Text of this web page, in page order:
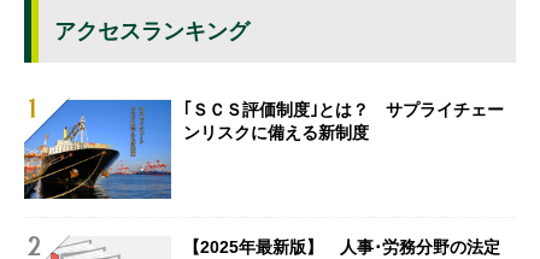
アクセスランキング
｢ＳＣＳ評価制度｣とは？ サプライチェー
ンリスクに備える新制度
【2025年最新版】 人事･労務分野の法定